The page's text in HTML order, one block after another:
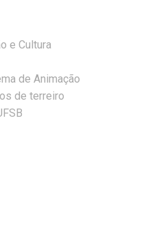
e Cultura
de Animação
de terreiro